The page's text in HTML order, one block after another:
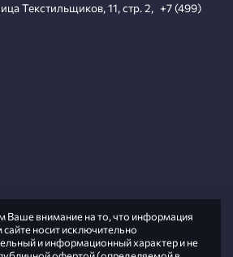
Текстильщиков, 11, стр. 2, +7 (499)
внимание на то, что информация
носит исключительно
и информационный характер и не